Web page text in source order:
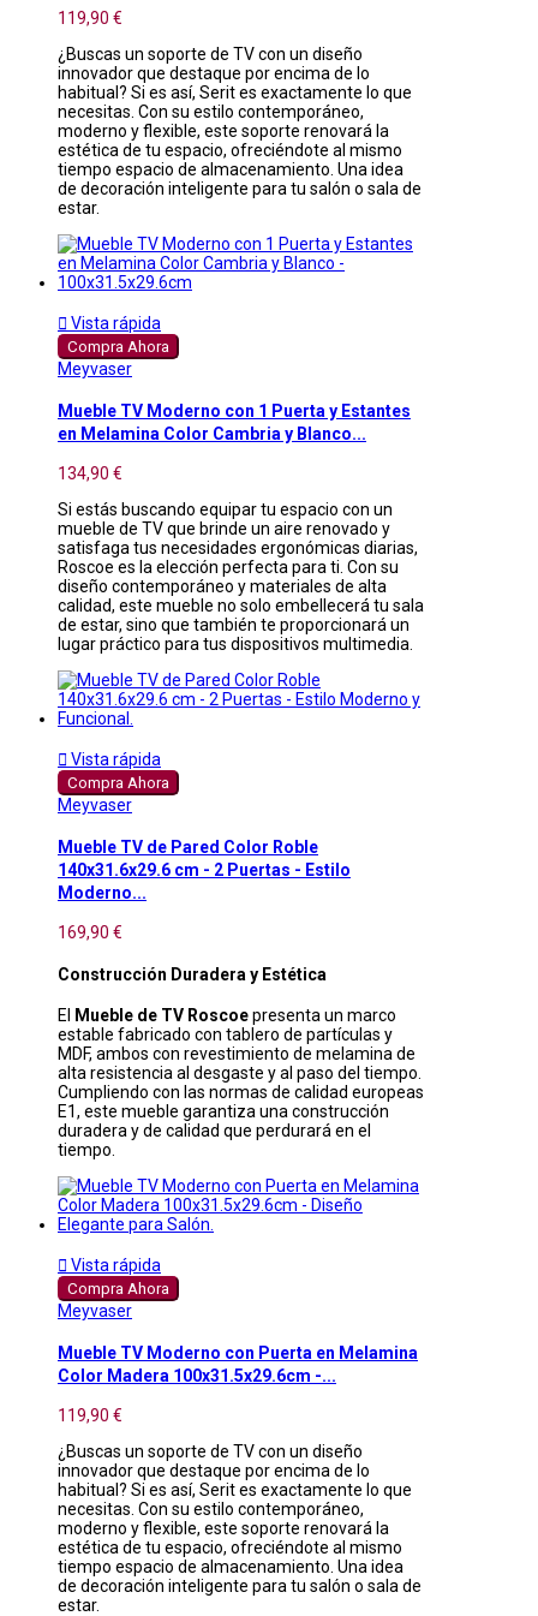
119,90 €
¿Buscas un soporte de TV con un diseño
innovador que destaque por encima de lo
habitual? Si es así, Serit es exactamente lo que
necesitas. Con su estilo contemporáneo,
moderno y flexible, este soporte renovará la
estética de tu espacio, ofreciéndote al mismo
tiempo espacio de almacenamiento. Una idea
de decoración inteligente para tu salón o sala de
estar.
 Vista rápida
Compra Ahora
Meyvaser
Mueble TV Moderno con 1 Puerta y Estantes
en Melamina Color Cambria y Blanco...
134,90 €
Si estás buscando equipar tu espacio con un
mueble de TV que brinde un aire renovado y
satisfaga tus necesidades ergonómicas diarias,
Roscoe es la elección perfecta para ti. Con su
diseño contemporáneo y materiales de alta
calidad, este mueble no solo embellecerá tu sala
de estar, sino que también te proporcionará un
lugar práctico para tus dispositivos multimedia.
 Vista rápida
Compra Ahora
Meyvaser
Mueble TV de Pared Color Roble
140x31.6x29.6 cm - 2 Puertas - Estilo
Moderno...
169,90 €
Construcción Duradera y Estética
El Mueble de TV Roscoepresenta un marco
estable fabricado con tablero de partículas y
MDF, ambos con revestimiento de melamina de
alta resistencia al desgaste y al paso del tiempo.
Cumpliendo con las normas de calidad europeas
E1, este mueble garantiza una construcción
duradera y de calidad que perdurará en el
tiempo.
 Vista rápida
Compra Ahora
Meyvaser
Mueble TV Moderno con Puerta en Melamina
Color Madera 100x31.5x29.6cm -...
119,90 €
¿Buscas un soporte de TV con un diseño
innovador que destaque por encima de lo
habitual? Si es así, Serit es exactamente lo que
necesitas. Con su estilo contemporáneo,
moderno y flexible, este soporte renovará la
estética de tu espacio, ofreciéndote al mismo
tiempo espacio de almacenamiento. Una idea
de decoración inteligente para tu salón o sala de
estar.